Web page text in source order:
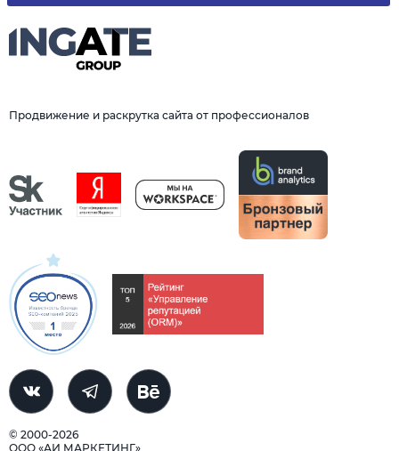
Продвижение и раскрутка сайта от профессионалов
© 2000-2026
ООО «АИ МАРКЕТИНГ»